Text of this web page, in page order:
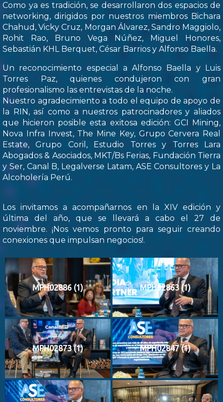
Como ya es tradición, se desarrollaron dos espacios de
networking, dirigidos por nuestros miembros Bichara
Chahud, Vicky Cruz, Morgan Álvarez, Sandro Maggiolo,
Rohit Rao, Bruno Vega Núñez, Miguel Honores,
Sebastián KHL Berquet, César Barrios y Alfonso Baella.
Un reconocimiento especial a Alfonso Baella y Luis
Torres Paz, quienes condujeron con gran
profesionalismo las entrevistas de la noche.
Nuestro agradecimiento a todo el equipo de apoyo de
la RIN, así como a nuestros patrocinadores y aliados
que hicieron posible esta exitosa edición: GCI Mining,
Nova Infra Invest, The Mine Key, Grupo Cervera Real
Estate, Grupo Coril, Estudio Torres y Torres Lara
Abogados & Asociados, MKT/Bs Ferias, Fundación Tierra
y Ser, Canal B, Legalverse Latam, ASE Consultores y La
Alcoholería Perú.
Los invitamos a acompañarnos en la XIV edición y
última del año, que se llevará a cabo el 27 de
noviembre. ¡Nos vemos pronto para seguir creando
conexiones que impulsan negocios!.
MPH02886 (1) MPH02863 (1)
MPH02873 (1) MPH02847 (1)